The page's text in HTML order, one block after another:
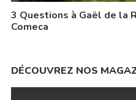
3 Questions à Gaël de la
Comeca
DÉCOUVREZ NOS